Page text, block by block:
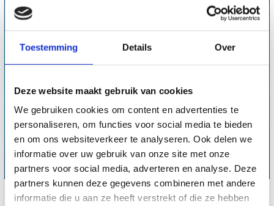
Toestemming Details Over
Deze website maakt gebruik van cookies
We gebruiken cookies om content en advertenties te
personaliseren, om functies voor social media te bieden
en om ons websiteverkeer te analyseren. Ook delen we
informatie over uw gebruik van onze site met onze
partners voor social media, adverteren en analyse. Deze
partners kunnen deze gegevens combineren met andere
informatie die u aan ze heeft verstrekt of die ze hebben
Strappal